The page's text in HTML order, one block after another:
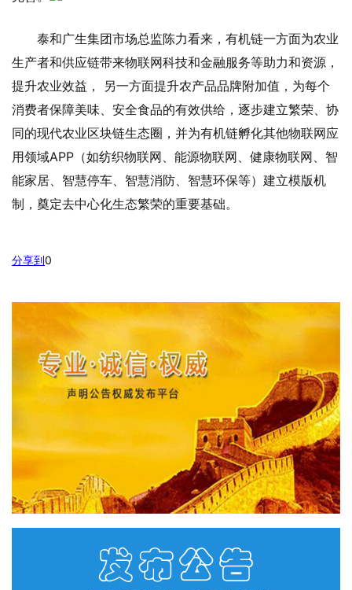
泰和广生集团市场总监陈力看来，有机链一方面为农业
生产者和供应链带来物联网科技和金融服务等助力和资源，
提升农业效益， 另一方面提升农产品品牌附加值，为每个
消费者保障美味、安全食品的有效供给，逐步建立繁荣、协
同的现代农业区块链生态圈，并为有机链孵化其他物联网应
用领域APP（如纺织物联网、能源物联网、健康物联网、智
能家居、智慧停车、智慧消防、智慧环保等）建立模版机
制，奠定去中心化生态繁荣的重要基础。
分享到0